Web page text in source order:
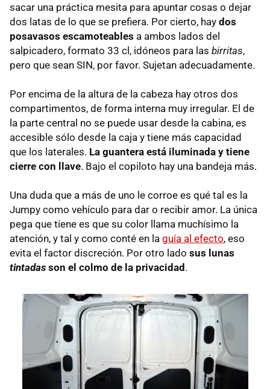
sacar una práctica mesita para apuntar cosas o dejar
dos latas de lo que se prefiera. Por cierto, hay dos
posavasos escamoteables a ambos lados del
salpicadero, formato 33 cl, idóneos para las birritas,
pero que sean SIN, por favor. Sujetan adecuadamente.
Por encima de la altura de la cabeza hay otros dos
compartimentos, de forma interna muy irregular. El de
la parte central no se puede usar desde la cabina, es
accesible sólo desde la caja y tiene más capacidad
que los laterales. La guantera está iluminada y tiene
cierre con llave. Bajo el copiloto hay una bandeja más.
Una duda que a más de uno le corroe es qué tal es la
Jumpy como vehículo para dar o recibir amor. La única
pega que tiene es que su color llama muchísimo la
atención, y tal y como conté en la guía al efecto, eso
evita el factor discreción. Por otro lado sus lunas
tintadas son el colmo de la privacidad.